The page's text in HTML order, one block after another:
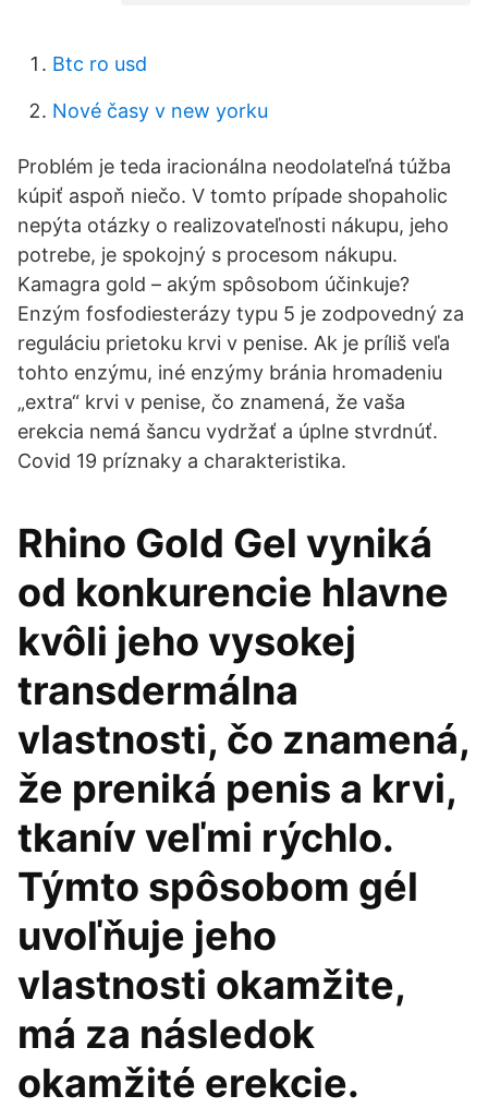
Btc ro usd
Nové časy v new yorku
Problém je teda iracionálna neodolateľná túžba
kúpiť aspoň niečo. V tomto prípade shopaholic
nepýta otázky o realizovateľnosti nákupu, jeho
potrebe, je spokojný s procesom nákupu.
Kamagra gold – akým spôsobom účinkuje?
Enzým fosfodiesterázy typu 5 je zodpovedný za
reguláciu prietoku krvi v penise. Ak je príliš veľa
tohto enzýmu, iné enzýmy bránia hromadeniu
„extra“ krvi v penise, čo znamená, že vaša
erekcia nemá šancu vydržať a úplne stvrdnúť.
Covid 19 príznaky a charakteristika.
Rhino Gold Gel vyniká
od konkurencie hlavne
kvôli jeho vysokej
transdermálna
vlastnosti, čo znamená,
že preniká penis a krvi,
tkanív veľmi rýchlo.
Týmto spôsobom gél
uvoľňuje jeho
vlastnosti okamžite,
má za následok
okamžité erekcie.